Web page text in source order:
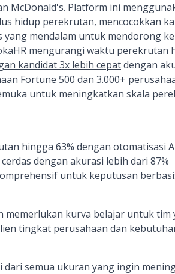
McDonald's. Platform ini
hidup perekrutan, mencocokkan
yang mendalam untuk mendorong
mengurangi waktu perekrutan
kandidat 3x lebih cepatdengan
Fortune 500 dan 3.000+
untuk meningkatkan skala
hingga 63% dengan otomatisasi
dengan akurasi lebih dari 87%
untuk keputusan
kurva belajar untuk tim
tingkat perusahaan dan
dari semua ukuran yang ingin